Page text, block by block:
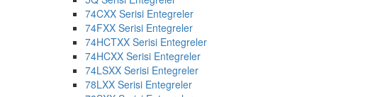
74CXX Serisi Entegreler
74FXX Serisi Entegreler
74HCTXX Serisi Entegreler
74HCXX Serisi Entegreler
74LSXX Serisi Entegreler
78LXX Serisi Entegreler